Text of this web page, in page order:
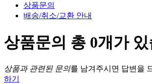
상품문의
배송/취소/교환 안내
상품문의 총 0개가
상품과 관련된 문의를 남겨주시면 답변을
하기